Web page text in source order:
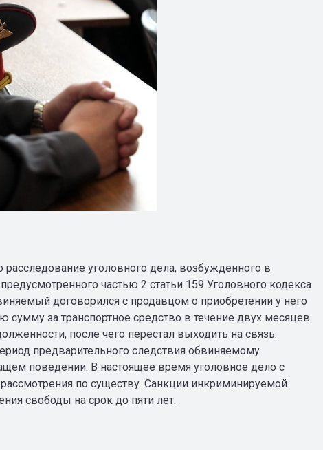
уголовного дела, возбужденного в
частью 2 статьи 159 Уголовного кодекса
договорился с продавцом о приобретении у него
за транспортное средство в течение двух месяцев.
после чего перестал выходить на связь.
предварительного следствия обвиняемому
поведении. В настоящее время уголовное дело с
по существу. Санкции инкриминируемой
свободы на срок до пяти лет.